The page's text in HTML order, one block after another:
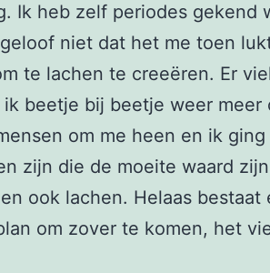
Ik heb zelf periodes gekend
niet dat het me toen
te lachen te creeëren. Er
ik beetje bij beetje weer meer
om me heen en ik
zijn die de moeite waard
ook lachen. Helaas bestaat
om zover te komen, het